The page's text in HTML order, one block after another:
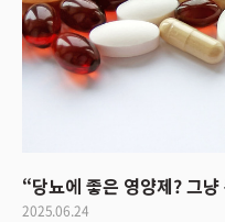
“당뇨에 좋은 영양제? 그
2025.06.24